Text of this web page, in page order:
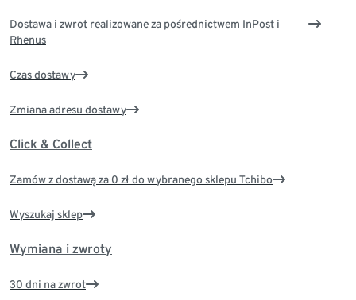
Dostawa i zwrot realizowane za pośrednictwem InPost i
Rhenus
Czas dostawy
Zmiana adresu dostawy
Click & Collect
Zamów z dostawą za 0 zł do wybranego sklepu Tchibo
Wyszukaj sklep
Wymiana i zwroty
30 dni na zwrot